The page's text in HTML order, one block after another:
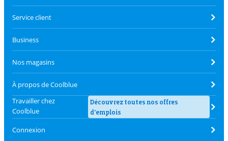
Service client
Business
Nos magasins
À propos de Coolblue
Travailler chez
Coolblue
Découvrez toutes nos offres
d'emplois
Connexion